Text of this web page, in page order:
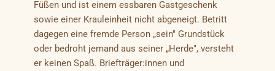
Füßen und ist einem essbaren Gastgeschenk
sowie einer Krauleinheit nicht abgeneigt. Betritt
dagegen eine fremde Person „sein" Grundstück
oder bedroht jemand aus seiner „Herde", versteht
er keinen Spaß. Briefträger:innen und